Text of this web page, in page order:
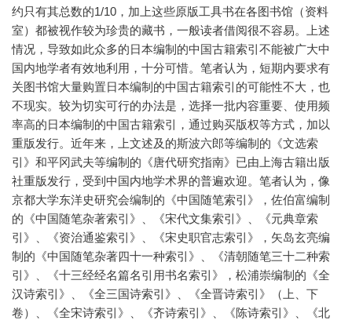
约只有其总数的1/10，加上这些原版工具书在各图书馆（资料
室）都被视作较为珍贵的藏书，一般读者借阅很不容易。上述
情况，导致如此众多的日本编制的中国古籍索引不能被广大中
国内地学者有效地利用，十分可惜。笔者认为，短期内要求有
关图书馆大量购置日本编制的中国古籍索引的可能性不大，也
不现实。较为切实可行的办法是，选择一批内容重要、使用频
率高的日本编制的中国古籍索引，通过购买版权等方式，加以
重版发行。近年来，上文述及的斯波六郎等编制的《文选索
引》和平冈武夫等编制的《唐代研究指南》已由上海古籍出版
社重版发行，受到中国内地学术界的普遍欢迎。笔者认为，像
京都大学东洋史研究会编制的《中国随笔索引》，佐伯富编制
的《中国随笔杂著索引》、《宋代文集索引》、《元典章索
引》、《资治通鉴索引》、《宋史职官志索引》，矢岛玄亮编
制的《中国随笔杂著四十一种索引》、《清朝随笔三十二种索
引》、《十三经经名篇名引用书名索引》，松浦崇编制的《全
汉诗索引》、《全三国诗索引》、《全晋诗索引》（上、下
卷）、《全宋诗索引》、《齐诗索引》、《陈诗索引》、《北